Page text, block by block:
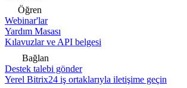
Öğren
Webinar'lar
Yardım Masası
Kılavuzlar ve API belgesi
Bağlan
Destek talebi gönder
Yerel Bitrix24 iş ortaklarıyla iletişime geçin